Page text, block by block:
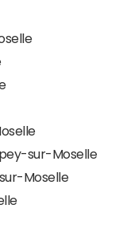
sur-Moselle
Moselle